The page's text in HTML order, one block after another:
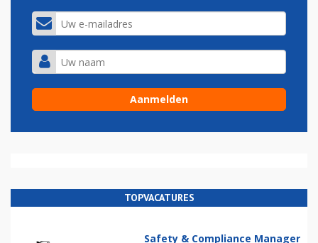
TOPVACATURES
Safety & Compliance Manager